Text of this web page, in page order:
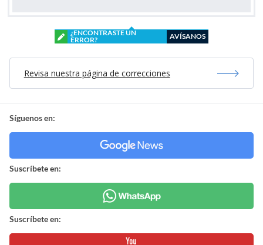
¿ENCONTRASTE UN
ERROR?
AVÍSANOS
Revisa nuestra página de correcciones
Síguenos en:
Suscríbete en:
Suscríbete en: